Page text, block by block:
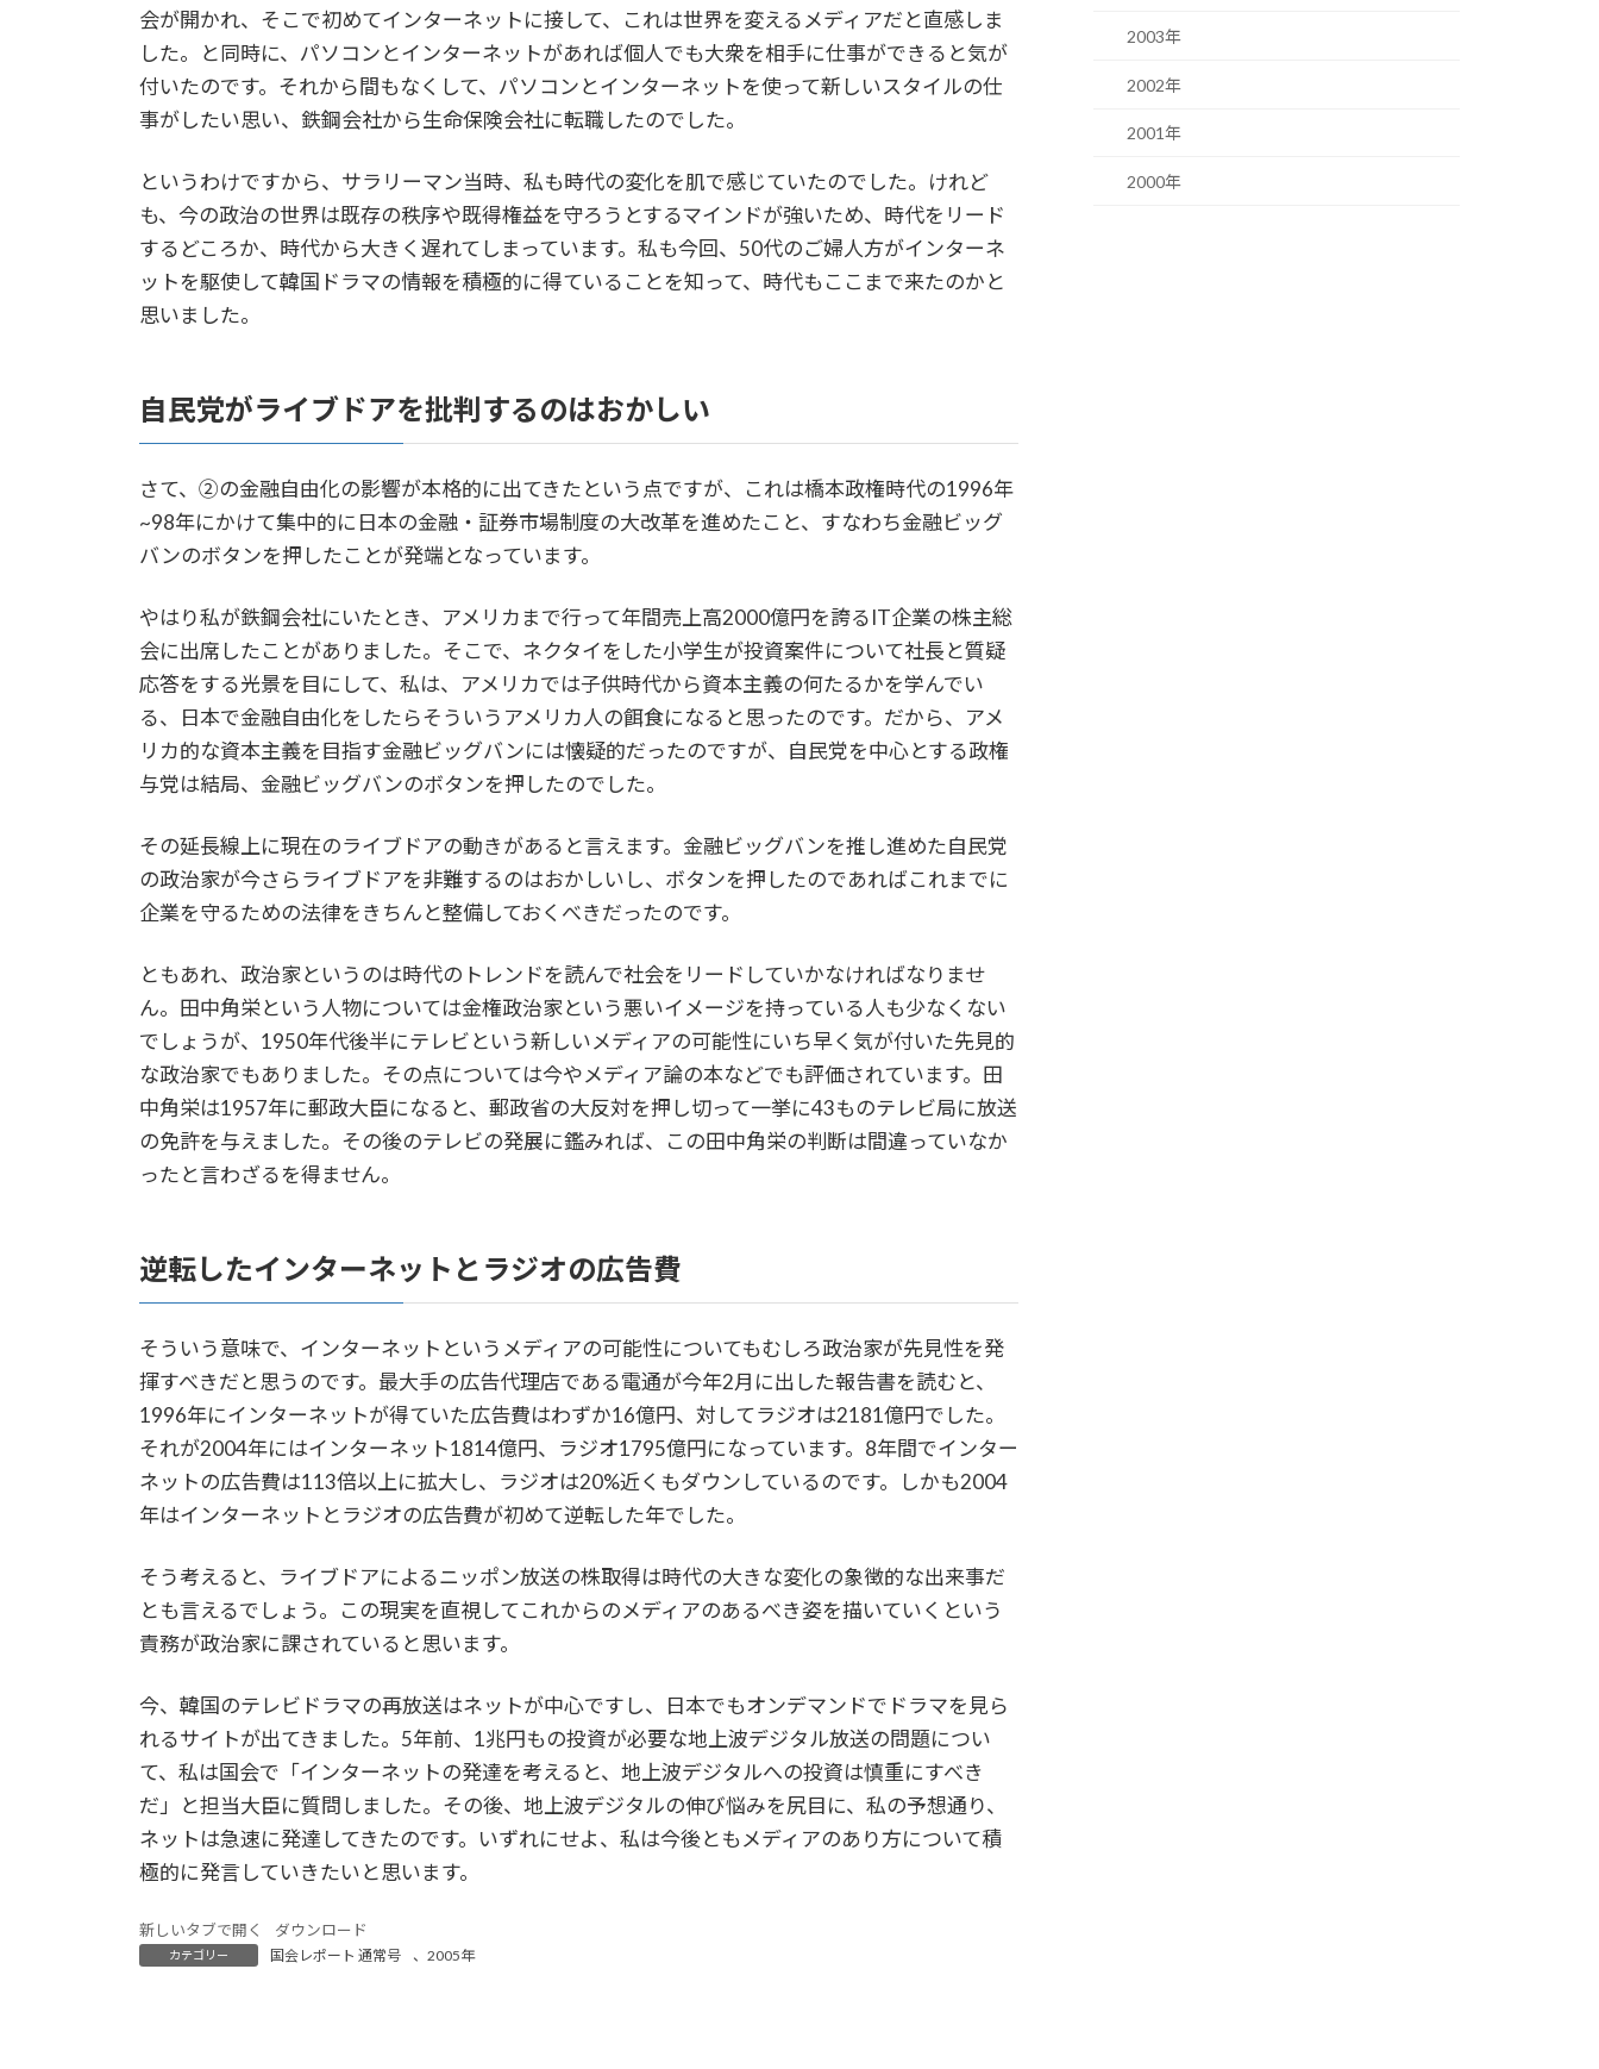
会が開かれ、そこで初めてインターネットに接して、これは世界を変えるメディアだと直感しま
した。と同時に、パソコンとインターネットがあれば個人でも大衆を相手に仕事ができると気が
付いたのです。それから間もなくして、パソコンとインターネットを使って新しいスタイルの仕
事がしたい思い、鉄鋼会社から生命保険会社に転職したのでした。
というわけですから、サラリーマン当時、私も時代の変化を肌で感じていたのでした。けれど
も、今の政治の世界は既存の秩序や既得権益を守ろうとするマインドが強いため、時代をリード
するどころか、時代から大きく遅れてしまっています。私も今回、50代のご婦人方がインターネ
ットを駆使して韓国ドラマの情報を積極的に得ていることを知って、時代もここまで来たのかと
思いました。
自民党がライブドアを批判するのはおかしい
さて、②の金融自由化の影響が本格的に出てきたという点ですが、これは橋本政権時代の1996年
~98年にかけて集中的に日本の金融・証券市場制度の大改革を進めたこと、すなわち金融ビッグ
バンのボタンを押したことが発端となっています。
やはり私が鉄鋼会社にいたとき、アメリカまで行って年間売上高2000億円を誇るIT企業の株主総
会に出席したことがありました。そこで、ネクタイをした小学生が投資案件について社長と質疑
応答をする光景を目にして、私は、アメリカでは子供時代から資本主義の何たるかを学んでい
る、日本で金融自由化をしたらそういうアメリカ人の餌食になると思ったのです。だから、アメ
リカ的な資本主義を目指す金融ビッグバンには懐疑的だったのですが、自民党を中心とする政権
与党は結局、金融ビッグバンのボタンを押したのでした。
その延長線上に現在のライブドアの動きがあると言えます。金融ビッグバンを推し進めた自民党
の政治家が今さらライブドアを非難するのはおかしいし、ボタンを押したのであればこれまでに
企業を守るための法律をきちんと整備しておくべきだったのです。
ともあれ、政治家というのは時代のトレンドを読んで社会をリードしていかなければなりませ
ん。田中角栄という人物については金権政治家という悪いイメージを持っている人も少なくない
でしょうが、1950年代後半にテレビという新しいメディアの可能性にいち早く気が付いた先見的
な政治家でもありました。その点については今やメディア論の本などでも評価されています。田
中角栄は1957年に郵政大臣になると、郵政省の大反対を押し切って一挙に43ものテレビ局に放送
の免許を与えました。その後のテレビの発展に鑑みれば、この田中角栄の判断は間違っていなか
ったと言わざるを得ません。
逆転したインターネットとラジオの広告費
そういう意味で、インターネットというメディアの可能性についてもむしろ政治家が先見性を発
揮すべきだと思うのです。最大手の広告代理店である電通が今年2月に出した報告書を読むと、
1996年にインターネットが得ていた広告費はわずか16億円、対してラジオは2181億円でした。
それが2004年にはインターネット1814億円、ラジオ1795億円になっています。8年間でインター
ネットの広告費は113倍以上に拡大し、ラジオは20%近くもダウンしているのです。しかも2004
年はインターネットとラジオの広告費が初めて逆転した年でした。
そう考えると、ライブドアによるニッポン放送の株取得は時代の大きな変化の象徴的な出来事だ
とも言えるでしょう。この現実を直視してこれからのメディアのあるべき姿を描いていくという
責務が政治家に課されていると思います。
今、韓国のテレビドラマの再放送はネットが中心ですし、日本でもオンデマンドでドラマを見ら
れるサイトが出てきました。5年前、1兆円もの投資が必要な地上波デジタル放送の問題につい
て、私は国会で「インターネットの発達を考えると、地上波デジタルへの投資は慎重にすべき
だ」と担当大臣に質問しました。その後、地上波デジタルの伸び悩みを尻目に、私の予想通り、
ネットは急速に発達してきたのです。いずれにせよ、私は今後ともメディアのあり方について積
極的に発言していきたいと思います。
新しいタブで開く ダウンロード
カテゴリー 国会レポート 通常号 、 2005年
2003年
2002年
2001年
2000年